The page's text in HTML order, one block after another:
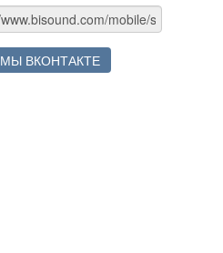
МЫ ВКОНТАКТЕ